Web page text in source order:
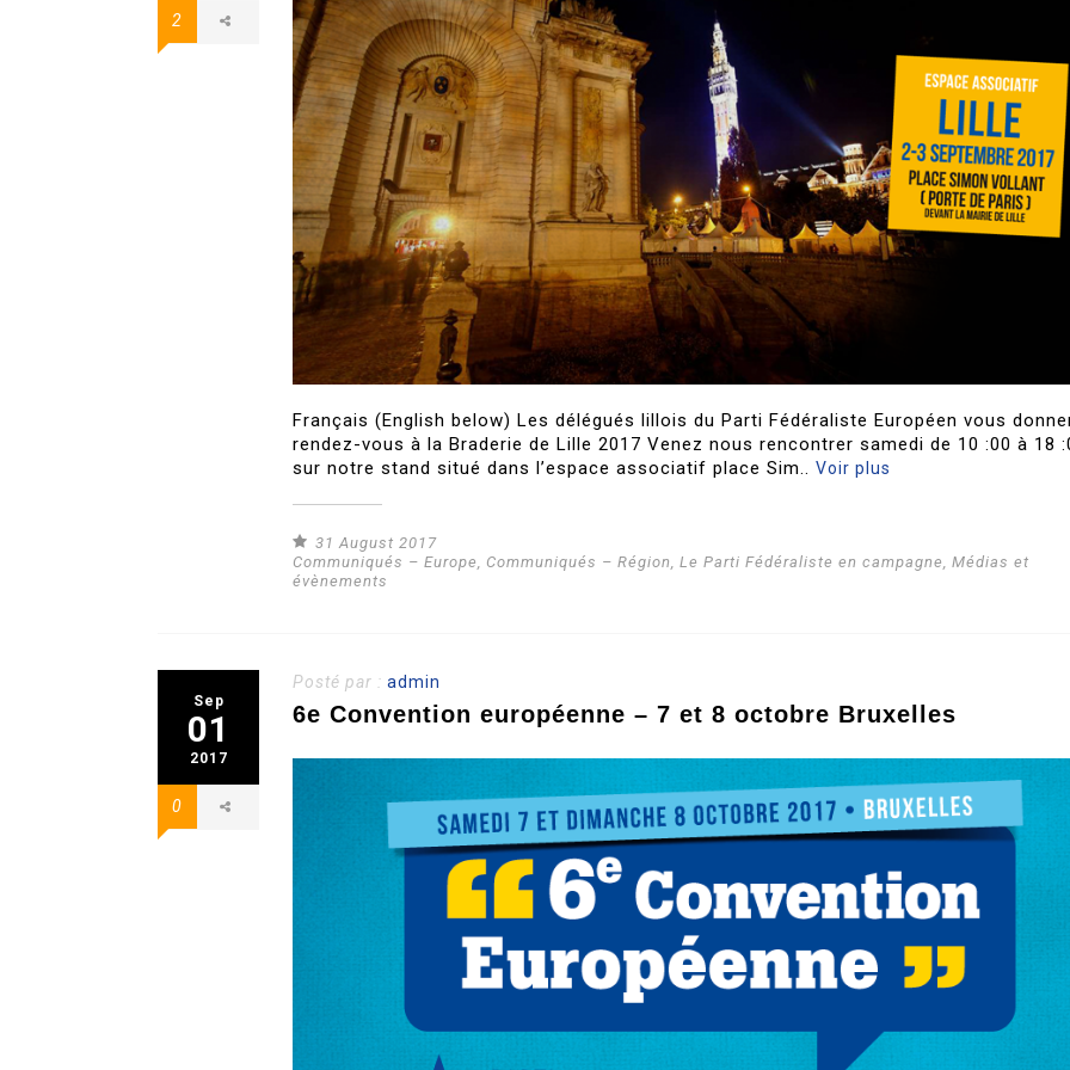
2
Français (English below) Les délégués lillois du Parti Fédéraliste Européen vous
rendez-vous à la Braderie de Lille 2017 Venez nous rencontrer samedi de 10 :00 à 18
sur notre stand situé dans l’espace associatif place Sim.. Voir plus
31 August 2017
Communiqués – Europe
Communiqués – Région Le Parti Fédéraliste en campagne Médias et
évènements
Sep
01
2017
0
Posté par : admin
6e Convention européenne – 7 et 8 octobre Bruxelles